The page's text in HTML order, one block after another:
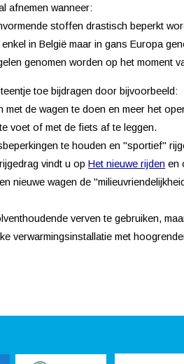
afnemen wanneer:
stoffen drastisch beperkt
in België maar in gans Europa
genomen worden op het moment
toe bijdragen door bijvoorbeeld:
met de wagen te doen en meer het
voet of met de fiets af te leggen.
te houden en "sportief"
vindt u opHet nieuwe rijden en
nieuwe wagen de
verven te gebruiken,
verwarmingsinstallatie met